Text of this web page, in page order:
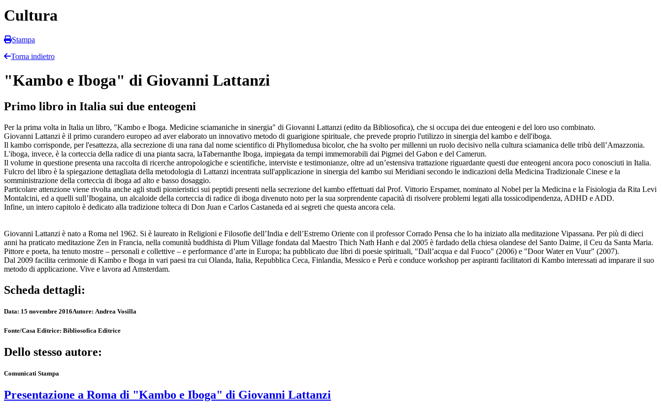
Cultura
Stampa
Torna indietro
"Kambo e Iboga" di Giovanni Lattanzi
Primo libro in Italia sui due enteogeni
Per la prima volta in Italia un libro, "Kambo e Iboga. Medicine sciamaniche in sinergia" di Giovanni Lattanzi (edito da Bibliosofica), che si occupa dei due enteogeni e del loro uso combinato.
Giovanni Lattanzi è il primo curandero europeo ad aver elaborato un innovativo metodo di guarigione spirituale, che prevede proprio l'utilizzo in sinergia del kambo e dell'iboga.
Il kambo corrisponde, per l'esattezza, alla secrezione di una rana dal nome scientifico di Phyllomedusa bicolor, che ha svolto per millenni un ruolo decisivo nella cultura sciamanica delle tribù dell’Amazzonia.
L'iboga, invece, è la corteccia della radice di una pianta sacra, laTabernanthe Iboga, impiegata da tempi immemorabili dai Pigmei del Gabon e del Camerun.
Il volume in questione presenta una raccolta di ricerche antropologiche e scientifiche, interviste e testimonianze, oltre ad un’estensiva trattazione riguardante questi due enteogeni ancora poco conosciuti in Italia.
Fulcro del libro è la spiegazione dettagliata della metodologia di Lattanzi incentrata sull'applicazione in sinergia del kambo sui Meridiani secondo le indicazioni della Medicina Tradizionale Cinese e la
somministrazione della corteccia di iboga ad alto e basso dosaggio.
Particolare attenzione viene rivolta anche agli studi pionieristici sui peptidi presenti nella secrezione del kambo effettuati dal Prof. Vittorio Erspamer, nominato al Nobel per la Medicina e la Fisiologia da Rita Levi
Montalcini, ed a quelli sull’Ibogaina, un alcaloide della corteccia di radice di iboga divenuto noto per la sua sorprendente capacità di risolvere problemi legati alla tossicodipendenza, ADHD e ADD.
Infine, un intero capitolo è dedicato alla tradizione tolteca di Don Juan e Carlos Castaneda ed ai segreti che questa ancora cela.
Giovanni Lattanzi è nato a Roma nel 1962. Si è laureato in Religioni e Filosofie dell’India e dell’Estremo Oriente con il professor Corrado Pensa che lo ha iniziato alla meditazione Vipassana. Per più di dieci
anni ha praticato meditazione Zen in Francia, nella comunità buddhista di Plum Village fondata dal Maestro Thich Nath Hanh e dal 2005 è fardado della chiesa olandese del Santo Daime, il Ceu da Santa Maria.
Pittore e poeta, ha tenuto mostre – personali e collettive – e performance d’arte in Europa; ha pubblicato due libri di poesie spirituali, "Dall’acqua e dal Fuoco" (2006) e "Door Water en Vuur" (2007).
Dal 2009 facilita cerimonie di Kambo e Iboga in vari paesi tra cui Olanda, Italia, Repubblica Ceca, Finlandia, Messico e Perù e conduce workshop per aspiranti facilitatori di Kambo interessati ad imparare il suo
metodo di applicazione. Vive e lavora ad Amsterdam.
Scheda dettagli:
Data: 15 novembre 2016Autore: Andrea Vosilla
Fonte/Casa Editrice: Bibliosofica Editrice
Dello stesso autore:
Comunicati Stampa
Presentazione a Roma di "Kambo e Iboga" di Giovanni Lattanzi